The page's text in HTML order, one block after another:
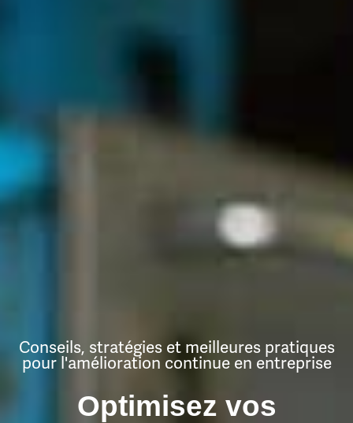
Conseils, stratégies et meilleures pratiques
pour l'amélioration continue en entreprise
Optimisez vos